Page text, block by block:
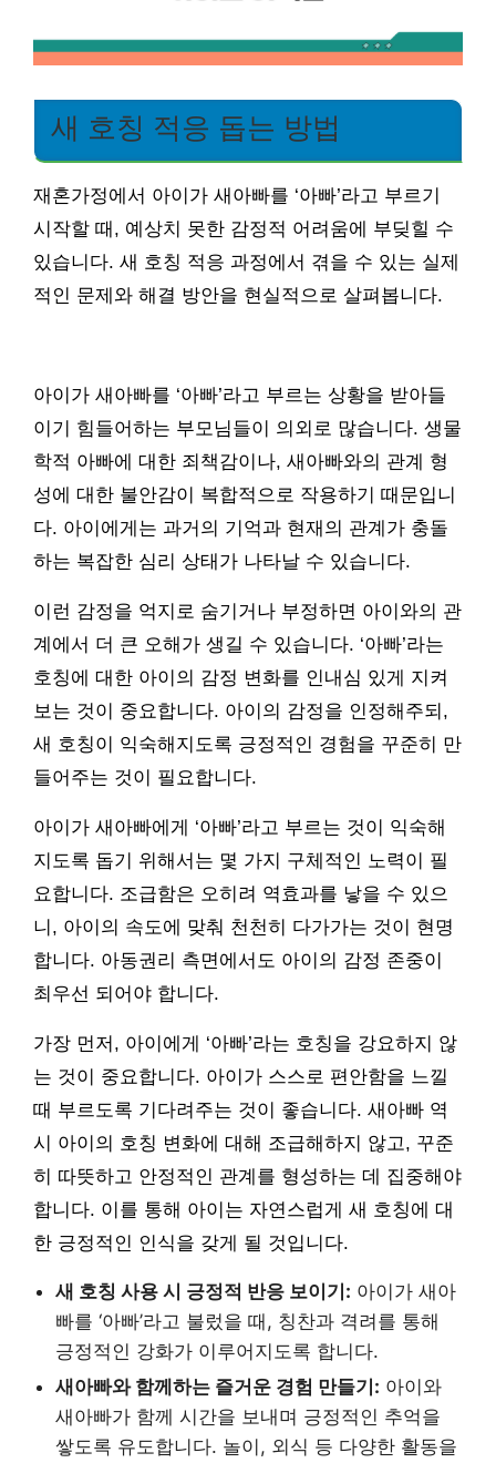
새 호칭 적응 돕는 방법
재혼가정에서 아이가 새아빠를 ‘아빠’라고 부르기
시작할 때, 예상치 못한 감정적 어려움에 부딪힐 수
있습니다. 새 호칭 적응 과정에서 겪을 수 있는 실제
적인 문제와 해결 방안을 현실적으로 살펴봅니다.
아이가 새아빠를 ‘아빠’라고 부르는 상황을 받아들
이기 힘들어하는 부모님들이 의외로 많습니다. 생물
학적 아빠에 대한 죄책감이나, 새아빠와의 관계 형
성에 대한 불안감이 복합적으로 작용하기 때문입니
다. 아이에게는 과거의 기억과 현재의 관계가 충돌
하는 복잡한 심리 상태가 나타날 수 있습니다.
이런 감정을 억지로 숨기거나 부정하면 아이와의 관
계에서 더 큰 오해가 생길 수 있습니다. ‘아빠’라는
호칭에 대한 아이의 감정 변화를 인내심 있게 지켜
보는 것이 중요합니다. 아이의 감정을 인정해주되,
새 호칭이 익숙해지도록 긍정적인 경험을 꾸준히 만
들어주는 것이 필요합니다.
아이가 새아빠에게 ‘아빠’라고 부르는 것이 익숙해
지도록 돕기 위해서는 몇 가지 구체적인 노력이 필
요합니다. 조급함은 오히려 역효과를 낳을 수 있으
니, 아이의 속도에 맞춰 천천히 다가가는 것이 현명
합니다. 아동권리 측면에서도 아이의 감정 존중이
최우선 되어야 합니다.
가장 먼저, 아이에게 ‘아빠’라는 호칭을 강요하지 않
는 것이 중요합니다. 아이가 스스로 편안함을 느낄
때 부르도록 기다려주는 것이 좋습니다. 새아빠 역
시 아이의 호칭 변화에 대해 조급해하지 않고, 꾸준
히 따뜻하고 안정적인 관계를 형성하는 데 집중해야
합니다. 이를 통해 아이는 자연스럽게 새 호칭에 대
한 긍정적인 인식을 갖게 될 것입니다.
새 호칭 사용 시 긍정적 반응 보이기: 아이가 새아
빠를 ‘아빠’라고 불렀을 때, 칭찬과 격려를 통해
긍정적인 강화가 이루어지도록 합니다.
새아빠와 함께하는 즐거운 경험 만들기: 아이와
새아빠가 함께 시간을 보내며 긍정적인 추억을
쌓도록 유도합니다. 놀이, 외식 등 다양한 활동을